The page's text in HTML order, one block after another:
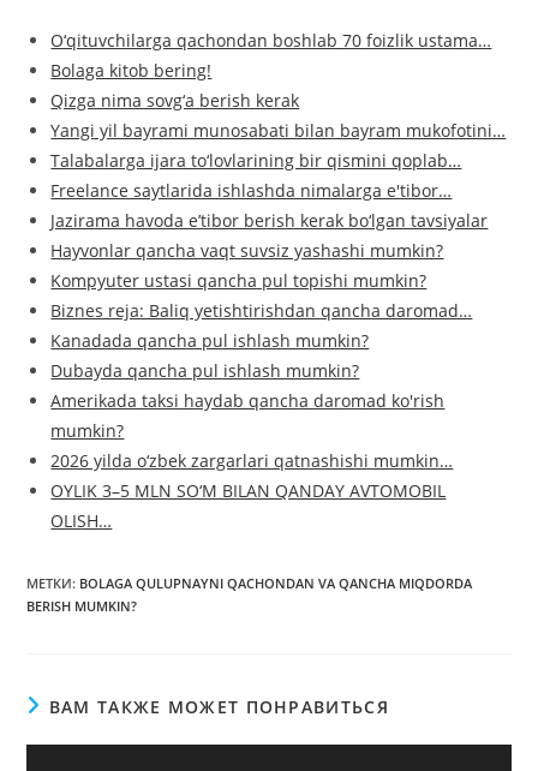
O‘qituvchilarga qachondan boshlab 70 foizlik ustama…
Bolaga kitob bering!
Qizga nima sovg‘a berish kerak
Yangi yil bayrami munosabati bilan bayram mukofotini…
Talabalarga ijara to‘lovlarining bir qismini qoplab…
Freelance saytlarida ishlashda nimalarga e'tibor…
Jazirama havoda e’tibor berish kerak bo‘lgan tavsiyalar
Hayvonlar qancha vaqt suvsiz yashashi mumkin?
Kompyuter ustasi qancha pul topishi mumkin?
Biznes reja: Baliq yetishtirishdan qancha daromad…
Kanadada qancha pul ishlash mumkin?
Dubayda qancha pul ishlash mumkin?
Amerikada taksi haydab qancha daromad ko'rish
mumkin?
2026 yilda o‘zbek zargarlari qatnashishi mumkin…
OYLIK 3–5 MLN SO‘M BILAN QANDAY AVTOMOBIL
OLISH…
МЕТКИ: BOLAGA QULUPNAYNI QACHONDAN VA QANCHA MIQDORDA
BERISH MUMKIN?
ВАМ ТАКЖЕ МОЖЕТ ПОНРАВИТЬСЯ